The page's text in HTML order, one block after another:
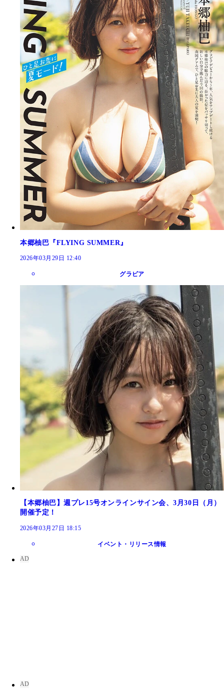
本郷柚巴『FLYING SUMMER』
2026年03月29日 12:40
グラビア
【本郷柚巴】週プレ15号オンラインサイン会、3月30日（月）
開催予定！
2026年03月27日 18:15
イベント・リリース情報